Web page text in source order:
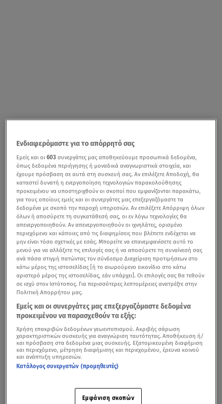
Ενδιαφερόμαστε για το απόρρητό σας
Εμείς και οι603 συνεργάτες μας αποθηκεύουμε προσωπικά δεδομένα,
όπως δεδομένα περιήγησης ή μοναδικά αναγνωριστικά στοιχεία, και
έχουμε πρόσβαση σε αυτά στη συσκευή σας. Αν επιλέξετε Αποδοχή, θα
καταστεί δυνατή η ενεργοποίηση τεχνολογιών παρακολούθησης
προκειμένου να υποστηριχθούν οι σκοποί που εμφανίζονται παρακάτω,
για τους οποίους εμείς και οι συνεργάτες μας επεξεργαζόμαστε τα
δεδομένα με σκοπό την παροχή υπηρεσιών. Αν επιλέξετε Απόρριψη όλων
όλων ή αποσύρετε τη συγκατάθεσή σας, οι εν λόγω τεχνολογίες θα
απενεργοποιηθούν. Αν απενεργοποιηθούν οι ιχνηλάτες, ορισμένο
περιεχόμενο και κάποιες από τις διαφημίσεις που βλέπετε ενδέχεται να
μην είναι τόσο σχετικές με εσάς. Μπορείτε να επανεμφανίσετε αυτό το
μενού για να αλλάξετε τις επιλογές σας ή να αποσύρετε τη συναίνεσή σας
ανά πάσα στιγμή πατώντας τον σύνδεσμο Διαχείριση προτιμήσεων στο
κάτω μέρος της ιστοσελίδας [ή το αιωρούμενο εικονίδιο στο κάτω
αριστερό μέρος της ιστοσελίδας, εάν υπάρχει]. Οι επιλογές σας θα τεθούν
σε ισχύ στον Ιστότοπος. Για περισσότερες λεπτομέρειες ανατρέξτε στην
Πολιτική Απορρήτου μας.
Εμείς και οι συνεργάτες μας επεξεργαζόμαστε δεδομένα
προκειμένου να παρασχεθούν τα εξής:
Χρήση επακριβών δεδομένων γεωεντοπισμού. Ακριβής σάρωση
χαρακτηριστικών συσκευής για αναγνώριση ταυτότητας. Αποθήκευση ή/
και πρόσβαση στα δεδομένα μιας συσκευής. Εξατομικευμένη διαφήμιση
και περιεχόμενο, μέτρηση διαφήμισης και περιεχομένου, έρευνα κοινού
και ανάπτυξη υπηρεσιών.
Κατάλογος συνεργατών (προμηθευτές)
Εμφάνιση σκοπών